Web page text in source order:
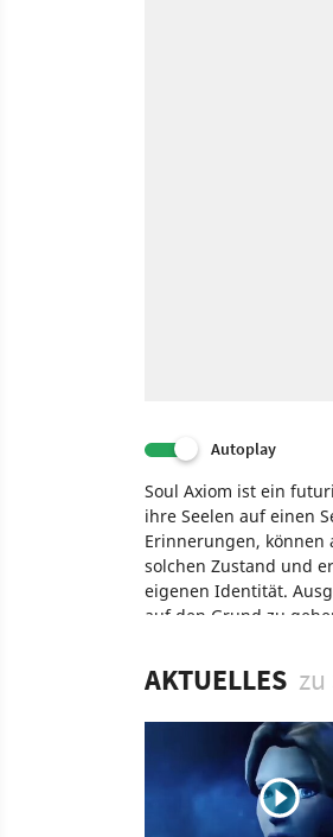
Autoplay
Soul Axiom ist ein
ihre Seelen auf einen
Erinnerungen, können
solchen Zustand und
eigenen Identität.
auf den Grund zu
Spiel PC PlayStation 4
AKTUELLES